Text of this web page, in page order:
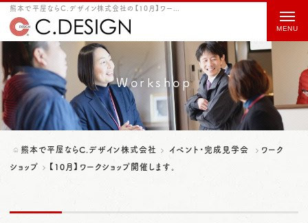
熊本で平屋ならC.デザイン株式会社の【10月】ワークショップ開催します。をご紹介
Workshop
熊本で平屋ならC.デザイン株式会社 イベント・完成見学会
ワーク
ショップ
【10月】ワークショップ開催します。
t
o
g
g
l
e